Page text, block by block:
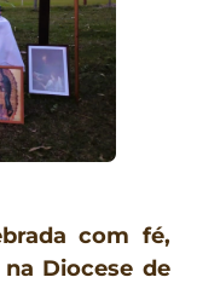
com fé,
Diocese de